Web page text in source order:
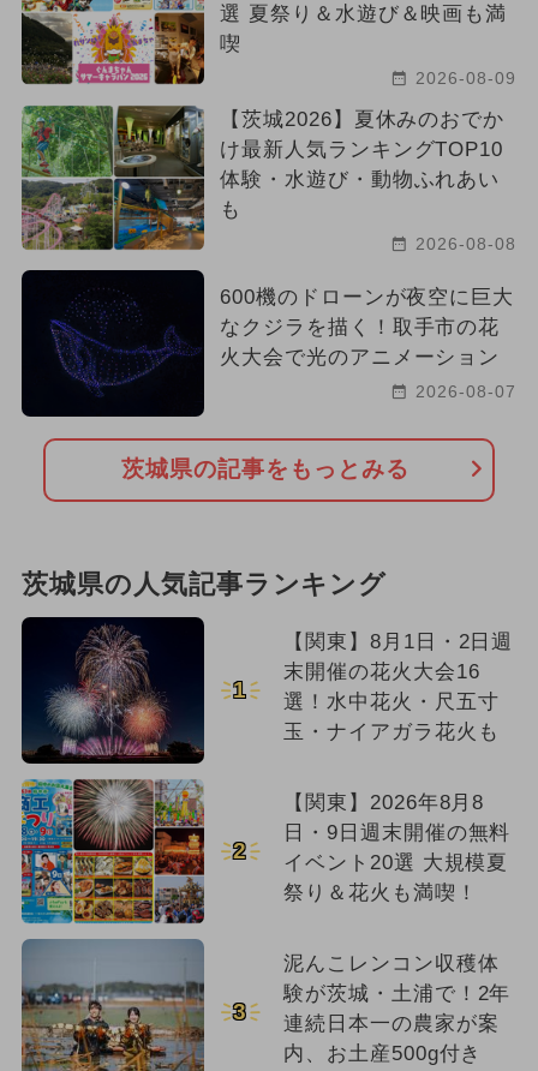
選 夏祭り＆水遊び＆映画も満
喫
2026-08-09
【茨城2026】夏休みのおでか
け最新人気ランキングTOP10
体験・水遊び・動物ふれあい
も
2026-08-08
600機のドローンが夜空に巨大
なクジラを描く！取手市の花
火大会で光のアニメーション
2026-08-07
茨城県の記事をもっとみる
茨城県の人気記事ランキング
1
【関東】8月1日・2日週
末開催の花火大会16
選！水中花火・尺五寸
玉・ナイアガラ花火も
2
【関東】2026年8月8
日・9日週末開催の無料
イベント20選 大規模夏
祭り＆花火も満喫！
3
泥んこレンコン収穫体
験が茨城・土浦で！2年
連続日本一の農家が案
内、お土産500g付き